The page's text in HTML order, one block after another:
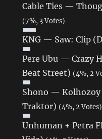
Cable Ties —
(7%, 3 Votes)
KNG — Saw: Clip
Pere Ubu — Crazy
Beat Street) (4%, 2
Shono —
Traktor) (4%, 2 Votes)
Unhuman + Petra